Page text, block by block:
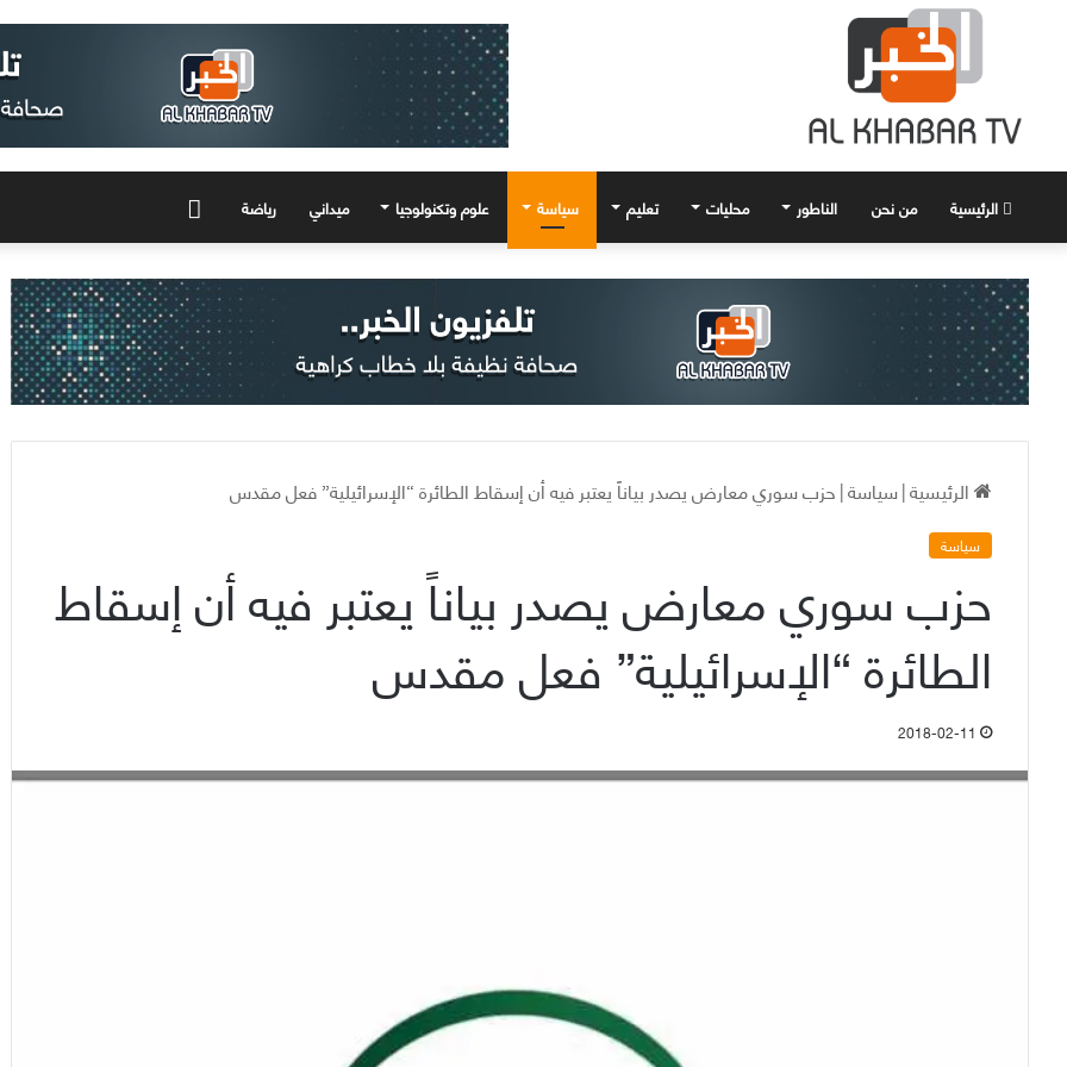
الرئيسية من نحن الناطور محليات تعليم سياسة علوم وتكنولوجيا ميداني رياضة
الرئيسية|سياسة|حزب سوري معارض يصدر بياناً يعتبر فيه أن إسقاط الطائرة “الإسرائيلية” فعل مقدس
سياسة
حزب سوري معارض يصدر بياناً يعتبر فيه أن إسقاط
الطائرة “الإسرائيلية” فعل مقدس
2018-02-11